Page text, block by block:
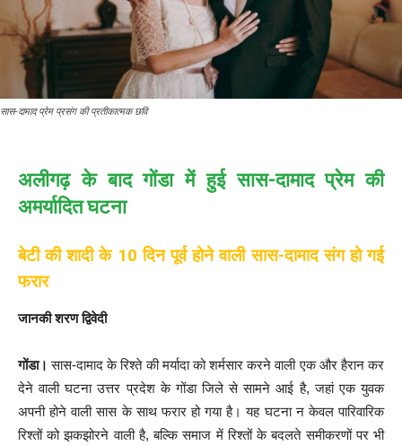
सास-दामाद प्रेम प्रसंग की प्रतीकात्मक छवि
अलीगढ़ के बाद गोंडा में हुई सास-दामाद प्रेम की
अमर्यादित घटना
बेटी की शादी के 10 दिन पूर्व होने वाली सास-दामाद संग हो गई
फरार
जानकी शरण द्विवेदी
गोंडा। सास-दामाद के रिश्ते की मर्यादा को शर्मसार करने वाली एक और हैरान कर
देने वाली घटना उत्तर प्रदेश के गोंडा जिले से सामने आई है, जहां एक युवक
अपनी होने वाली सास के साथ फरार हो गया है। यह घटना न केवल पारिवारिक
रिश्तों को झकझोरने वाली है, बल्कि समाज में रिश्तों के बदलते समीकरणों पर भी